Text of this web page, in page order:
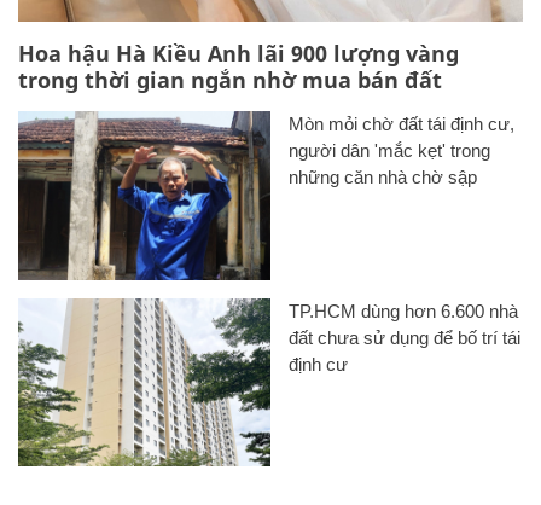
Hoa hậu Hà Kiều Anh lãi 900 lượng vàng
trong thời gian ngắn nhờ mua bán đất
Mòn mỏi chờ đất tái định cư,
người dân 'mắc kẹt' trong
những căn nhà chờ sập
TP.HCM dùng hơn 6.600 nhà
đất chưa sử dụng để bố trí tái
định cư